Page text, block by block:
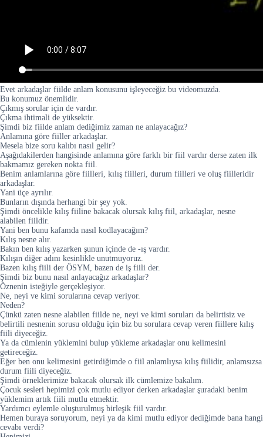
Evet arkadaşlar fiilde anlam konusunu işleyeceğiz bu videomuzda.
Bu konumuz önemlidir.
Çıkmış sorular için de vardır.
Çıkma ihtimali de yüksektir.
Şimdi biz fiilde anlam dediğimiz zaman ne anlayacağız?
Anlamına göre fiiller arkadaşlar.
Mesela bize soru kalıbı nasıl gelir?
Aşağıdakilerden hangisinde anlamına göre farklı bir fiil vardır derse zaten ilk
bakmamız gereken nokta fiil.
Benim anlamlarına göre fiilleri, kılış fiilleri, durum fiilleri ve oluş fiilleridir
arkadaşlar.
Yani üçe ayrılır.
Bunların dışında herhangi bir şey yok.
Şimdi öncelikle kılış fiiline bakacak olursak kılış fiil, arkadaşlar, nesne
alabilen fiildir.
Yani ben bunu kafamda nasıl kodlayacağım?
Kılış nesne alır.
Bakın ben kılış yazarken şunun içinde de -ış vardır.
Kılışın diğer adını kesinlikle unutmuyoruz.
Bazen kılış fiili der ÖSYM, bazen de iş fiili der.
Şimdi biz bunu nasıl anlayacağız arkadaşlar?
Öznenin isteğiyle gerçekleşiyor.
Ne, neyi ve kimi sorularına cevap veriyor.
Neden?
Çünkü zaten nesne alabilen fiilde ne, neyi ve kimi soruları da belirtisiz ve
belirtili nesnenin sorusu olduğu için biz bu sorulara cevap veren fiillere kılış
fiili diyeceğiz.
Ya da cümlenin yüklemini bulup yükleme arkadaşlar onu kelimesini
getireceğiz.
Eğer ben onu kelimesini getirdiğimde o fiil anlamlıysa kılış fiilidir, anlamsızsa
durum fiili diyeceğiz.
Şimdi örneklerimize bakacak olursak ilk cümlemize bakalım.
Çocuk sesleri hepimizi çok mutlu ediyor derken arkadaşlar şuradaki benim
yüklemim artık fiili mutlu etmektir.
Yardımcı eylemle oluşturulmuş birleşik fiil vardır.
Hemen buraya soruyorum, neyi ya da kimi mutlu ediyor dediğimde bana hangi
cevabı verdi?